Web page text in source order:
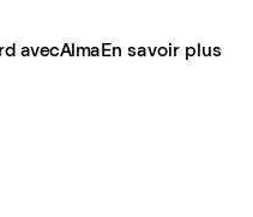
avecAlmaEn savoir plus